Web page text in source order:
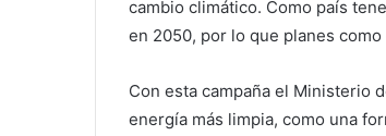
cambio climático. Como país
en 2050, por lo que planes
Con esta campaña el Ministerio
energía más limpia, como una